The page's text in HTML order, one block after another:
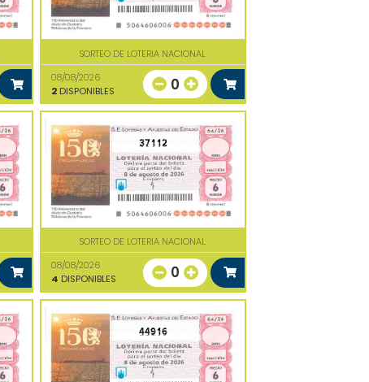
SORTEO DE LOTERIA NACIONAL
08/08/2026
2DISPONIBLES 0
37112
SORTEO DE LOTERIA NACIONAL
08/08/2026
4 DISPONIBLES 0
44916